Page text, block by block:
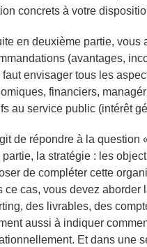
concrets à votre
en deuxième partie,
(avantages,
faut envisager tous les
financiers,
au service public (intérêt
de répondre à la
partie, la stratégie : les
de compléter cette
ce cas, vous devez
des livrables, des
aussi à indiquer
Et dans une